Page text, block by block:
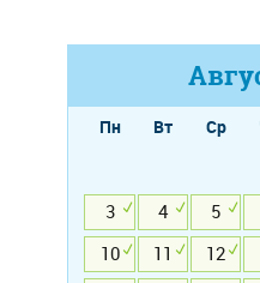
Пн Вт Ср
3
4 5
10
11 12